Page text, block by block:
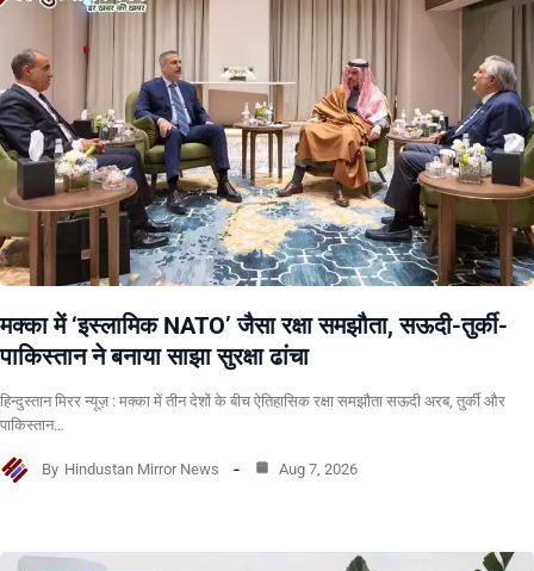
मक्का में ‘इस्लामिक NATO’ जैसा रक्षा समझौता, सऊदी-तुर्की-
पाकिस्तान ने बनाया साझा सुरक्षा ढांचा
हिन्दुस्तान मिरर न्यूज़ : मक्का में तीन देशों के बीच ऐतिहासिक रक्षा समझौता सऊदी अरब, तुर्की और
पाकिस्तान…
By Hindustan Mirror News Aug 7, 2026